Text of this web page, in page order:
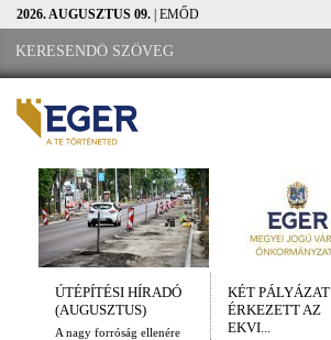
2026. AUGUSZTUS 09. | EMŐD
ÚTÉPÍTÉSI HÍRADÓ
(AUGUSZTUS)
A nagy forróság ellenére
KÉT PÁLYÁZAT
ÉRKEZETT AZ
EKVI...